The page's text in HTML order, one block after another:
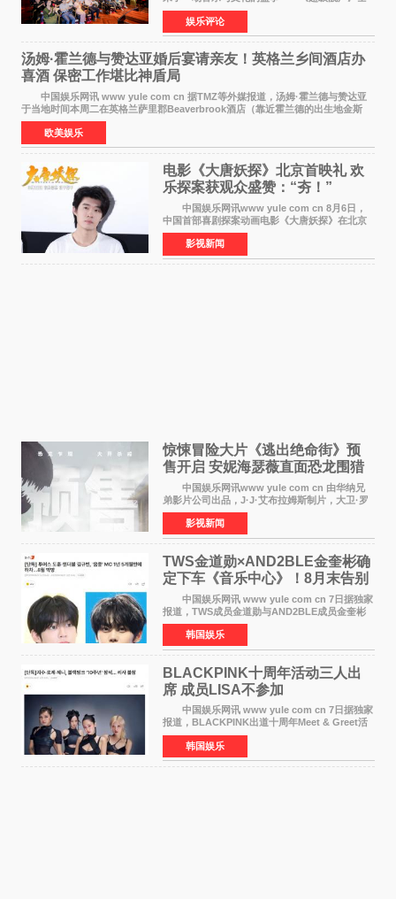
国励志音乐公益节目上海唱区新闻发布会暨启动
仪式在此隆重举行。各界领导、嘉宾与媒体朋友
齐聚一堂，共同
娱乐评论
汤姆·霍兰德与赞达亚婚后宴请亲友！英格兰乡间酒店办
喜酒 保密工作堪比神盾局
中国娱乐网讯 www yule com cn 据TMZ等外媒报道，汤姆·霍兰德与赞达亚
于当地时间本周二在英格兰萨里郡Beaverbrook酒店（靠近霍兰德的出生地金斯
顿）举办婚宴，邀请家人与朋友们喝喜酒，庆祝
欧美娱乐
电影《大唐妖探》北京首映礼 欢
乐探案获观众盛赞：“夯！”
中国娱乐网讯www yule com cn 8月6日，
中国首部喜剧探案动画电影《大唐妖探》在北京
举办电影首映礼。导演程腾、联合导演黄珉、总
制片人曹紫建、制片人李莹莹，配音导演张喆，
对白指导程寅，领
影视新闻
惊悚冒险大片《逃出绝命街》预
售开启 安妮海瑟薇直面恐龙围猎
中国娱乐网讯www yule com cn 由华纳兄
弟影片公司出品，J·J·艾布拉姆斯制片，大卫·罗
伯特·米切尔执导，好莱坞巨星安妮·海瑟薇和伊万
·麦克格雷格领衔主演的2026暑期惊悚冒险大片
《逃出绝
影视新闻
TWS金道勋×AND2BLE金奎彬确
定下车《音乐中心》！8月末告别
MC席位
中国娱乐网讯 www yule com cn 7日据独家
报道，TWS成员金道勋与AND2BLE成员金奎彬
将于8月离开《音乐中心》MC的位置。 金道
勋与金奎彬于去年3月与H2H A-NA一起被选为
《音乐中心》MC，约1
韩国娱乐
BLACKPINK十周年活动三人出
席 成员LISA不参加
中国娱乐网讯 www yule com cn 7日据独家
报道，BLACKPINK出道十周年Meet & Greet活
动将由智秀、ROS&Eacute;、JENNIE出席，
LISA将缺席。 此前BLACKPINK所属社YG并
未为组合出道十周年做
韩国娱乐